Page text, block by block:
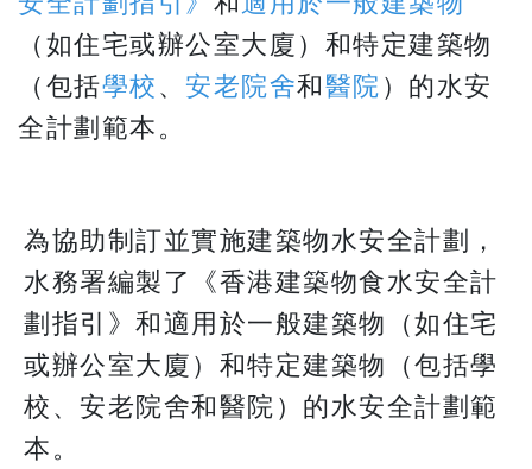
（如住宅或辦公室大廈）和特定建築物
（包括學校、 安老院舍和醫院）的水安
全計劃範本。
為協助制訂並實施建築物水安全計劃，
水務署編製了《香港建築物食水安全計
劃指引》和適用於一般建築物（如住宅
或辦公室大廈）和特定建築物（包括學
校、安老院舍和醫院）的水安全計劃範
本。